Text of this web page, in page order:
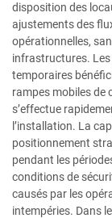
disposition des
ajustements des
opérationnelles,
infrastructures.
temporaires
rampes mobiles de
s’effectue
l’installation. La
positionnement
pendant les
conditions de
causés par les
intempéries. Dans